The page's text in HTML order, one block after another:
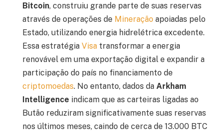
Bitcoin, construiu grande parte de suas reservas
através de operações de Mineração apoiadas pelo
Estado, utilizando energia hidrelétrica excedente.
Essa estratégia Visa transformar a energia
renovável em uma exportação digital e expandir a
participação do país no financiamento de
criptomoedas. No entanto, dados da Arkham
Intelligence indicam que as carteiras ligadas ao
Butão reduziram significativamente suas reservas
nos últimos meses, caindo de cerca de 13.000 BTC